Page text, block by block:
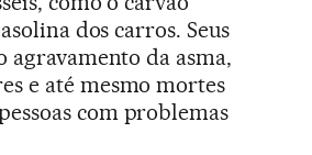
dos carros. Seus
agravamento da asma,
e até mesmo mortes
com problemas